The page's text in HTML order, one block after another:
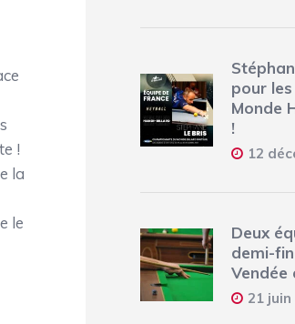
!
la
le
pour
Monde
!
12
Deux
demi-
Vendée
21 juin